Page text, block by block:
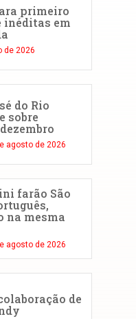
primeiro
inéditas em
de 2026
do Rio
sobre
agosto de 2026
farão São
na mesma
agosto de 2026
de